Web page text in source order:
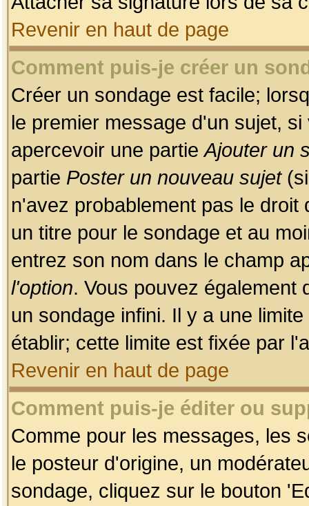
Revenir en haut de page
Comment puis-je créer un
Créer un sondage est facile;
le premier message d'un sujet,
apercevoir une partieAjouter un
partie Poster un nouveau sujet(si
n'avez probablement pas le
un titre pour le sondage et au
entrez son nom dans le champ
l'option. Vous pouvez également
un sondage infini. Il y a une
établir; cette limite est fixée par
Revenir en haut de page
Comment puis-je éditer ou
Comme pour les messages, les
le posteur d'origine, un
sondage, cliquez sur le bouton